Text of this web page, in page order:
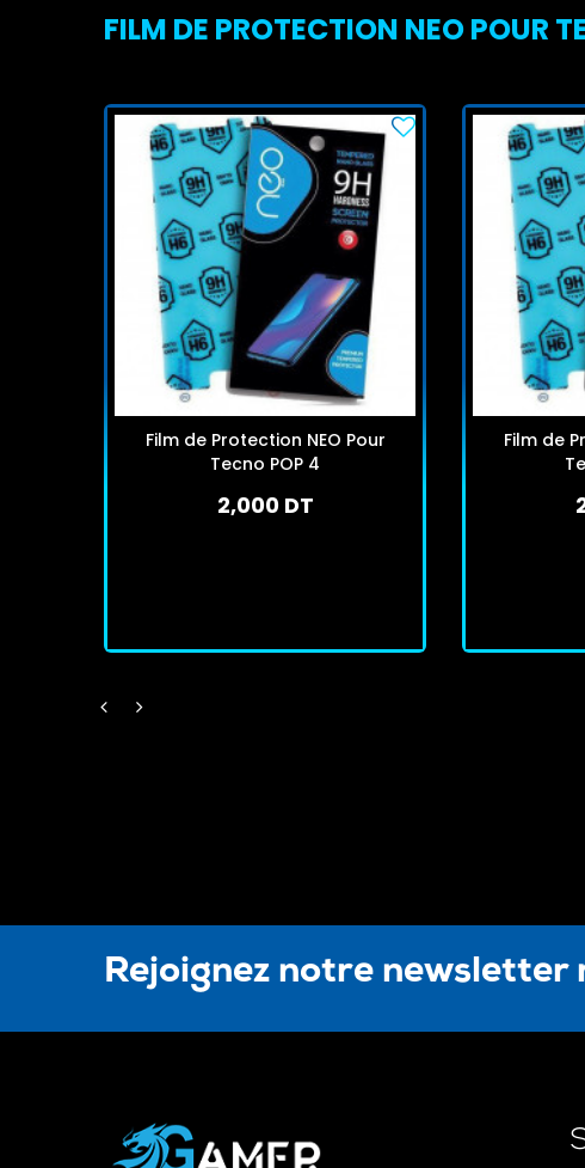
FILM DE PROTECTION NEO POUR
Film de Protection NEO Pour
Tecno POP 4
2,000 DT
Film de
Rejoignez notre newsletter